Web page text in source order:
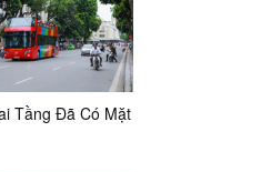
Tầng Đã Có Mặt